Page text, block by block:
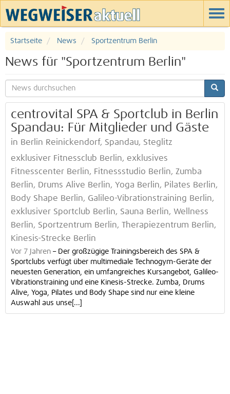
Startseite News Sportzentrum Berlin
News für "Sportzentrum Berlin"
centrovital SPA & Sportclub in Berlin
Spandau: Für Mitglieder und Gäste
in Berlin Reinickendorf, Spandau, Steglitz
exklusiver Fitnessclub Berlin, exklusives
Fitnesscenter Berlin, Fitnessstudio Berlin, Zumba
Berlin, Drums Alive Berlin, Yoga Berlin, Pilates Berlin,
Body Shape Berlin, Galileo-Vibrationstraining Berlin,
exklusiver Sportclub Berlin, Sauna Berlin, Wellness
Berlin, Sportzentrum Berlin, Therapiezentrum Berlin,
Kinesis-Strecke Berlin
Vor 7 Jahren – Der großzügige Trainingsbereich des SPA &
Sportclubs verfügt über multimediale Technogym-Geräte der
neuesten Generation, ein umfangreiches Kursangebot, Galileo-
Vibrationstraining und eine Kinesis-Strecke. Zumba, Drums
Alive, Yoga, Pilates und Body Shape sind nur eine kleine
Auswahl aus unse[...]